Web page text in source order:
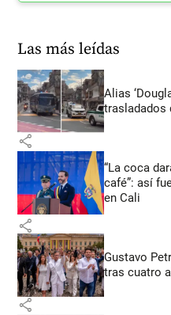
Las más leídas
Alias
trasladados
share
“La coca
café”: así
en Cali
share
Gustavo
tras cuatro
share